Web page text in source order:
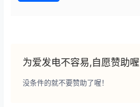
为爱发电不容易,自愿赞助喔
没条件的就不要赞助了喔！